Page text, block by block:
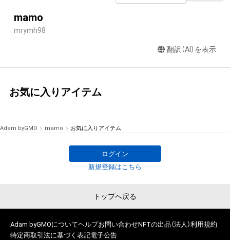
mamo
mrymh98
翻訳（AI）を表示
お気に入りアイテム
Adam byGMO mamo お気に入りアイテム
ログイン
新規登録はこちら
トップへ戻る
Adam byGMOについてヘルプお問い合わせNFTの出品（法人）利用規約
特定商取引法に基づく表記電子公告